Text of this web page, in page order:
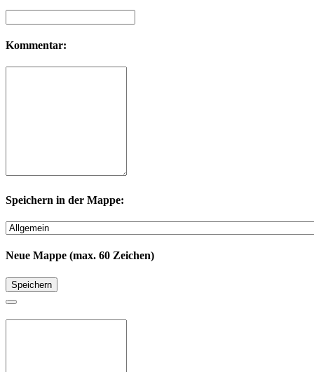
Kommentar:
Speichern in der Mappe:
Neue Mappe (max. 60 Zeichen)
Speichern